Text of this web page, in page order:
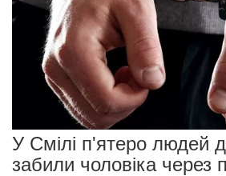
У Смілі п'ятеро людей
забили чоловіка через